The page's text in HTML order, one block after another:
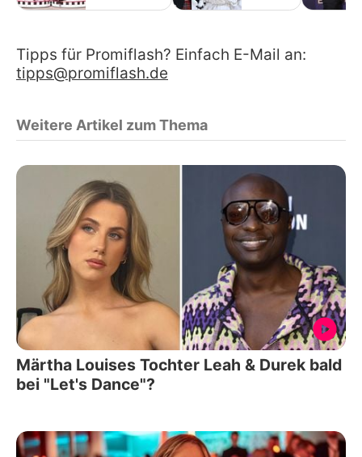
Tipps für Promiflash? Einfach E-Mail an:
tipps@promiflash.de
Weitere Artikel zum Thema
Märtha Louises Tochter Leah & Durek bald
bei "Let's Dance"?